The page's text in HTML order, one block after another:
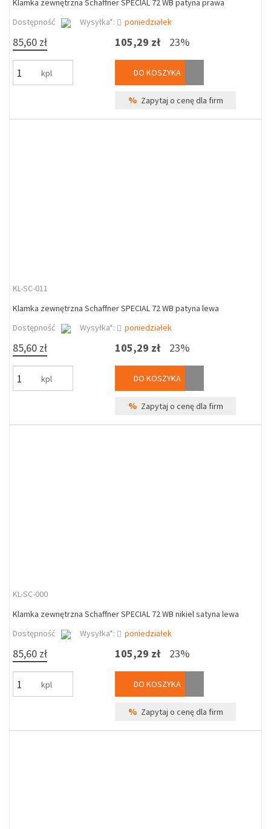
Klamka zewnętrzna Schaffner SPECIAL 72 WB patyna prawa
Dostępność
Wysyłka*: poniedziałek
85,60 zł
kpl
105,29 zł 23%
DO KOSZYKA
% Zapytaj o cenę dla firm
KL-SC-011
Klamka zewnętrzna Schaffner SPECIAL 72 WB patyna lewa
Dostępność
Wysyłka*: poniedziałek
85,60 zł
kpl
105,29 zł 23%
DO KOSZYKA
% Zapytaj o cenę dla firm
KL-SC-000
Klamka zewnętrzna Schaffner SPECIAL 72 WB nikiel satyna lewa
Dostępność
Wysyłka*: poniedziałek
85,60 zł
kpl
105,29 zł 23%
DO KOSZYKA
% Zapytaj o cenę dla firm